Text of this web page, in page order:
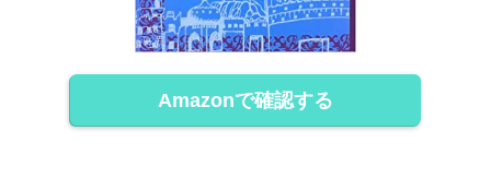
Amazonで確認する